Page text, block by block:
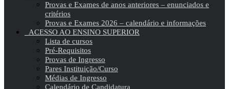
Provas e Exames de anos anteriores – enunciados e
critérios
Provas e Exames 2026 – calendário e informações
ACESSO AO ENSINO SUPERIOR
Lista de cursos
Pré-Requisitos
Provas de Ingresso
Pares Instituição/Curso
Médias de Ingresso
Calendário de Candidatura